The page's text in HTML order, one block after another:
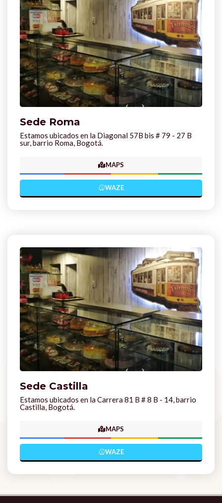
Sede Roma
Estamos ubicados en la Diagonal 57B bis # 79 - 27 B
sur, barrio Roma, Bogotá.
MAPS
WAZE
Sede Castilla
Estamos ubicados en la Carrera 81 B # 8 B - 14, barrio
Castilla, Bogotá.
MAPS
WAZE